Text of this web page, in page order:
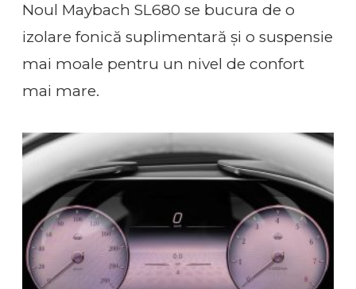
Noul Maybach SL680 se bucura de o
izolare fonică suplimentară și o suspensie
mai moale pentru un nivel de confort
mai mare.